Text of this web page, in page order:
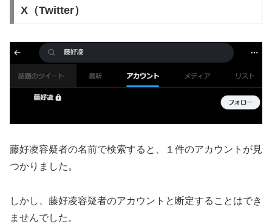
X（Twitter）
藤好凌容疑者の名前で検索すると、１件のアカウントが見
つかりました。
しかし、藤好凌容疑者のアカウントと断定することはでき
ませんでした。